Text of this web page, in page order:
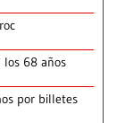
los 68 años
por billetes